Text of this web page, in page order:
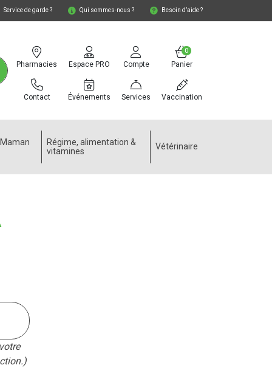
Service de garde ? Qui sommes-nous ? Besoin d’aide ?
Pharmacies
Contact
Espace PRO
Événements
Compte
Services
Panier
0
Vaccination
Régime, alimentation &
vitamines
Vétérinaire